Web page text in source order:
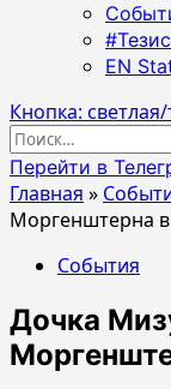
EN
Кнопка:
Найти:
Перейти в
Главная »
Моргенштерна
События
Дочка